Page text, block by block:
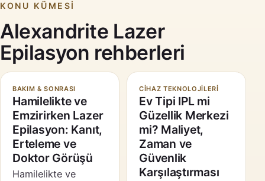
KONU KÜMESI
Alexandrite Lazer
Epilasyon rehberleri
BAKIM & SONRASI
Hamilelikte ve
Emzirirken Lazer
Epilasyon: Kanıt,
Erteleme ve
Doktor Görüşü
Hamilelikte ve
CIHAZ TEKNOLOJILERI
Ev Tipi IPL mi
Güzellik Merkezi
mi? Maliyet,
Zaman ve
Güvenlik
Karşılaştırması